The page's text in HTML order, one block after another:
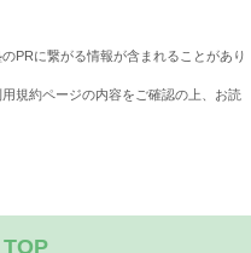
PRに繋がる情報が含まれることがあり
規約ページの内容をご確認の上、お読